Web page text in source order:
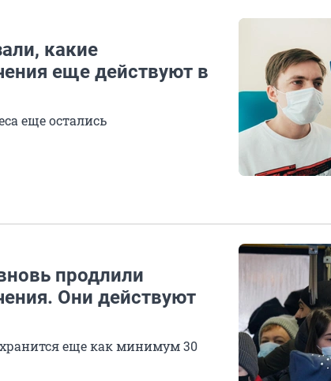
какие
еще действуют в
еще остались
продлили
Они действуют
еще как минимум 30